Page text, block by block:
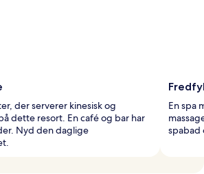
der serverer kinesisk og
dette resort. En café og bar har
Nyd den daglige
En spa
spabad